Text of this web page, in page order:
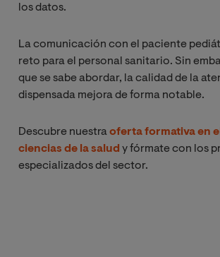
los datos.
La comunicación con el paciente
reto para el personal sanitario. Sin
que se sabe abordar, la calidad de la
dispensada mejora de forma notable.
Descubre nuestraoferta formativa en
ciencias de la salud y fórmate con los
especializados del sector.